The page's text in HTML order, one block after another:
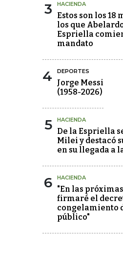
3 HACIENDA
Estos son los 18
los que
Espriella
mandato
4 DEPORTES
Jorge Messi
(1958-2026)
5 HACIENDA
De la Espriella
Milei y destacó
en su llegada a
6 HACIENDA
"En las
firmaré el
congelamiento
público"